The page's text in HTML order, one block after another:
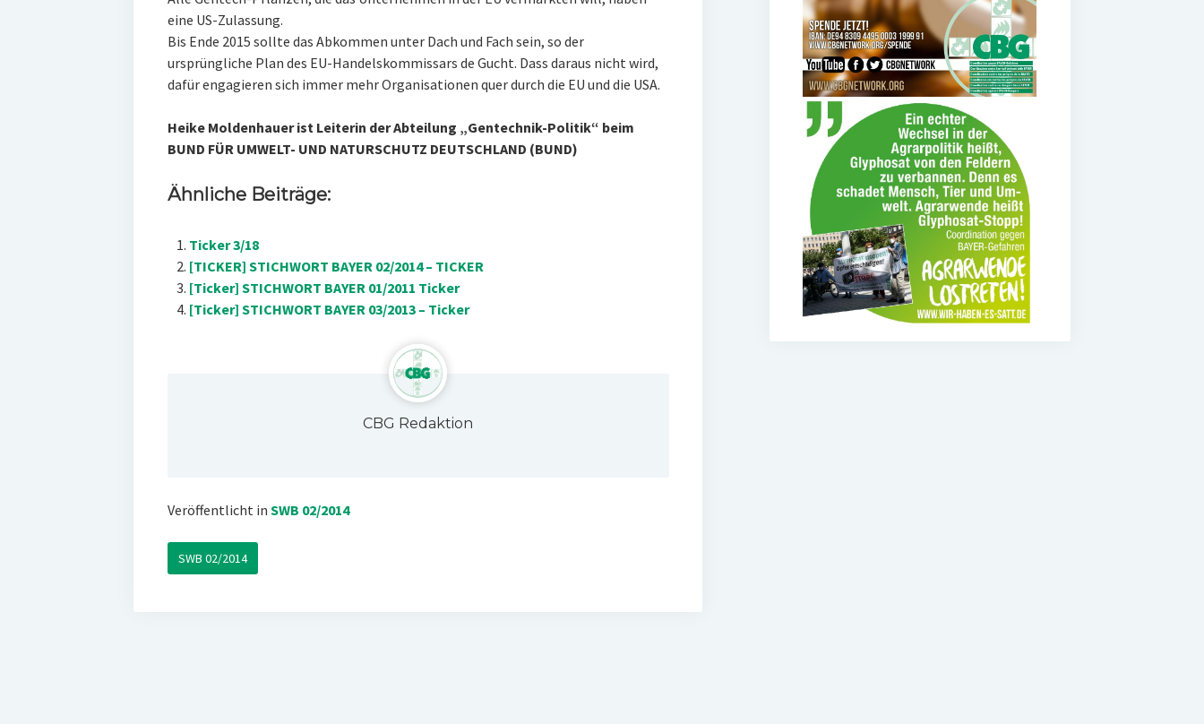
eine US-Zulassung.
Bis Ende 2015 sollte das Abkommen unter Dach und Fach sein, so der
ursprüngliche Plan des EU-Handelskommissars de Gucht. Dass daraus nicht wird,
dafür engagieren sich immer mehr Organisationen quer durch die EU und die USA.
Heike Moldenhauer ist Leiterin der Abteilung „Gentechnik-Politik“ beim
BUND FÜR UMWELT- UND NATURSCHUTZ DEUTSCHLAND (BUND)
Ähnliche Beiträge:
Ticker 3/18
[TICKER] STICHWORT BAYER 02/2014 – TICKER
[Ticker] STICHWORT BAYER 01/2011 Ticker
[Ticker] STICHWORT BAYER 03/2013 – Ticker
CBG Redaktion
Veröffentlicht in SWB 02/2014
SWB 02/2014